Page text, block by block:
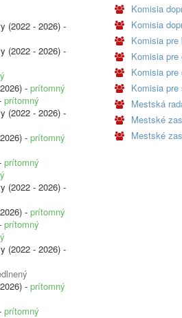
(2022 - 2026) -
(2022 - 2026) -
- prítomný
prítomný
(2022 - 2026) -
- prítomný
prítomný
(2022 - 2026) -
- prítomný
prítomný
(2022 - 2026) -
- prítomný
prítomný
Komisia
Komisia
Komisia
Komisia pre
Komisia pre
Komisia
Mestská
Mestské
Mestské